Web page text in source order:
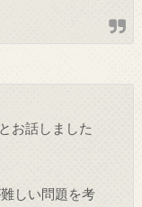
お話しました
しい問題を考